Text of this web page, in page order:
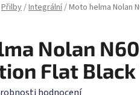
Přilby/Integrální/Moto helma Nolan
Nolan
Flat Black